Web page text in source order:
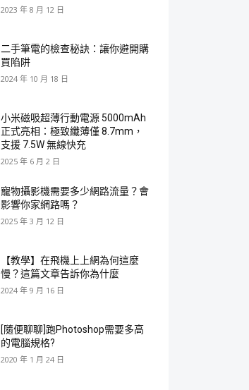
2023 年 8 月 12 日
二手筆電的檢查秘訣：讓你避開購
買陷阱
2024 年 10 月 18 日
小米磁吸超薄行動電源 5000mAh
正式亮相：極致纖薄僅 8.7mm，
支援 7.5W 無線快充
2025 年 6 月 2 日
寵物攝影機需要多少網路流量？會
影響你家網路嗎？
2025 年 3 月 12 日
【教學】在飛機上上網為何這麼
慢？這篇文章告訴你為什麼
2024 年 9 月 16 日
[隨便聊聊]跑Photoshop需要多高
的電腦規格?
2020 年 1 月 24 日